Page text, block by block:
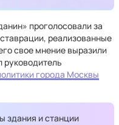
проголосовали за
реализованные
свое мнение выразили
руководитель
города Москвы
здания и станции